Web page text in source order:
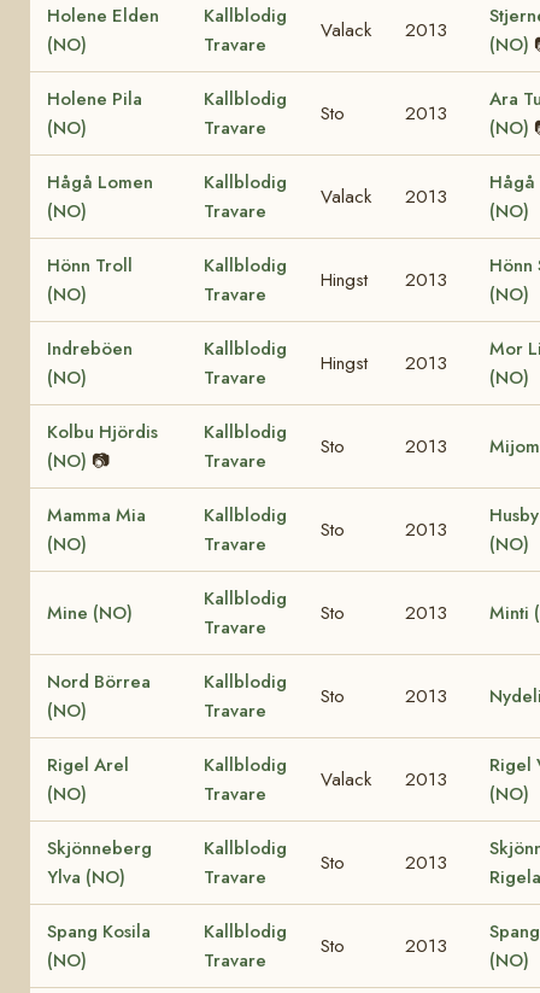
Holene Elden
(NO)
Kallblodig
Travare
Valack 2013
(NO)
Holene Pila
(NO)
Kallblodig
Travare
Sto 2013
Ara
(NO)
Hågå Lomen
(NO)
Kallblodig
Travare
Valack 2013
(NO)
Hönn Troll
(NO)
Kallblodig
Travare
Hingst 2013
Hönn
(NO)
Indreböen
(NO)
Kallblodig
Travare
Hingst 2013
Mor
(NO)
Kolbu Hjördis
(NO) 📷
Kallblodig
Travare
Sto 2013
Mamma Mia
(NO)
Kallblodig
Travare
Sto 2013
(NO)
Mine (NO)
Kallblodig
Travare
Sto 2013 Minti
Nord Börrea
(NO)
Kallblodig
Travare
Sto 2013
Rigel Arel
(NO)
Kallblodig
Travare
Valack 2013
Rigel
(NO)
Skjönneberg
Ylva (NO)
Kallblodig
Travare
Sto 2013
Spang Kosila
(NO)
Kallblodig
Travare
Sto 2013
(NO)